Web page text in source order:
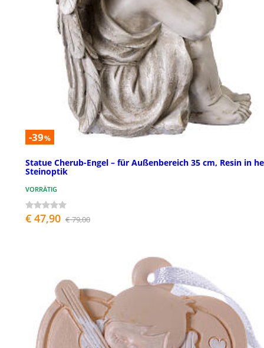
-39%
Statue Cherub-Engel – für Außenbereich 35 cm, Resin in
Steinoptik
VORRÄTIG
€ 47,90 € 79,00